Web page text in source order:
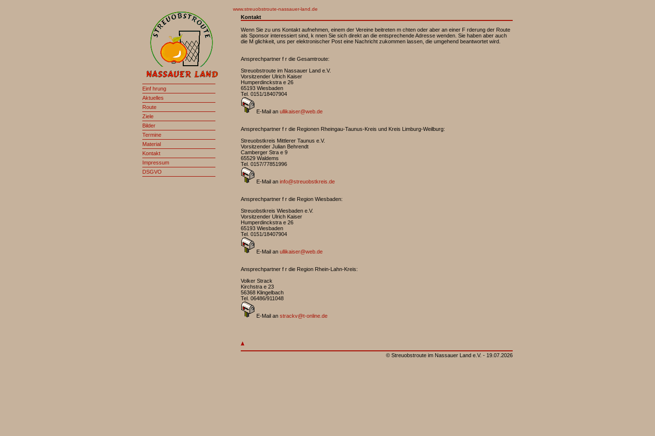
Einf hrung
Aktuelles
Route
Ziele
Bilder
Termine
Material
Kontakt
Impressum
DSGVO
www.streuobstroute-nassauer-land.de
Kontakt
Wenn Sie zu uns Kontakt aufnehmen, einem der Vereine beitreten m chten oder aber an einer F rderung der Route
als Sponsor interessiert sind, k nnen Sie sich direkt an die entsprechende Adresse wenden. Sie haben aber auch
die M glichkeit, uns per elektronischer Post eine Nachricht zukommen lassen, die umgehend beantwortet wird.
Ansprechpartner f r die Gesamtroute:
Streuobstroute im Nassauer Land e.V.
Vorsitzender Ulrich Kaiser
Humperdinckstra e 26
65193 Wiesbaden
Tel. 0151/18407904
E-Mail an ullikaiser@web.de
Ansprechpartner f r die Regionen Rheingau-Taunus-Kreis und Kreis Limburg-Weilburg:
Streuobstkreis Mittlerer Taunus e.V.
Vorsitzender Julian Behrendt
Camberger Stra e 9
65529 Waldems
Tel. 0157/77851996
E-Mail an info@streuobstkreis.de
Ansprechpartner f r die Region Wiesbaden:
Streuobstkreis Wiesbaden e.V.
Vorsitzender Ulrich Kaiser
Humperdinckstra e 26
65193 Wiesbaden
Tel. 0151/18407904
E-Mail an ullikaiser@web.de
Ansprechpartner f r die Region Rhein-Lahn-Kreis:
Volker Strack
Kirchstra e 23
56368 Klingelbach
Tel. 06486/911048
E-Mail an strackv@t-online.de
© Streuobstroute im Nassauer Land e.V. - 19.07.2026